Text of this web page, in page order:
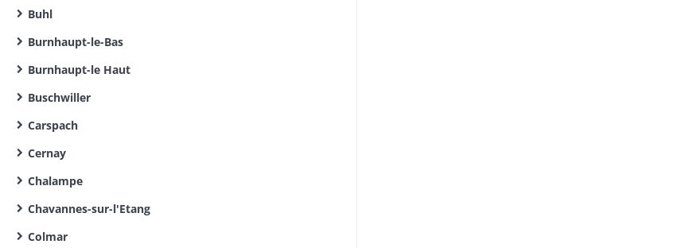
Buhl
Burnhaupt-le-Bas
Burnhaupt-le Haut
Buschwiller
Carspach
Cernay
Chalampe
Chavannes-sur-l'Etang
Colmar